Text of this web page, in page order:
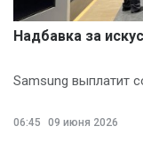
Надбавка за
Samsung выплатит
06:45 09 июня 2026